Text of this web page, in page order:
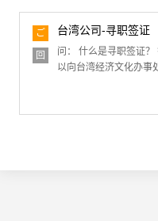
ご
質
問
台湾公司-寻职签证
回
问： 什么是寻职签证？
以向台湾经济文化办事